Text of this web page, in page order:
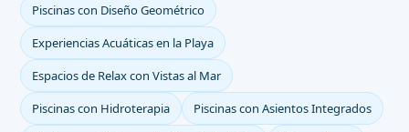
Piscinas con Diseño Geométrico
Experiencias Acuáticas en la Playa
Espacios de Relax con Vistas al Mar
Piscinas con Hidroterapia
Piscinas con Asientos Integrados